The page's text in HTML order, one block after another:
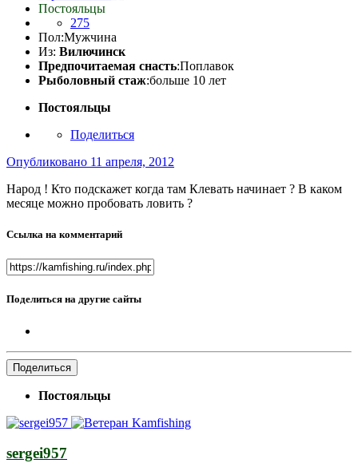
Постояльцы
275
Пол:Мужчина
Из: Вилючинск
Предпочитаемая снасть:Поплавок
Рыболовный стаж:больше 10 лет
Постояльцы
Поделиться
Опубликовано 11 апреля, 2012
Народ ! Кто подскажет когда там Клевать начинает ? В каком
месяце можно пробовать ловить ?
Ссылка на комментарий
Поделиться на другие сайты
Поделиться
Постояльцы
sergei957